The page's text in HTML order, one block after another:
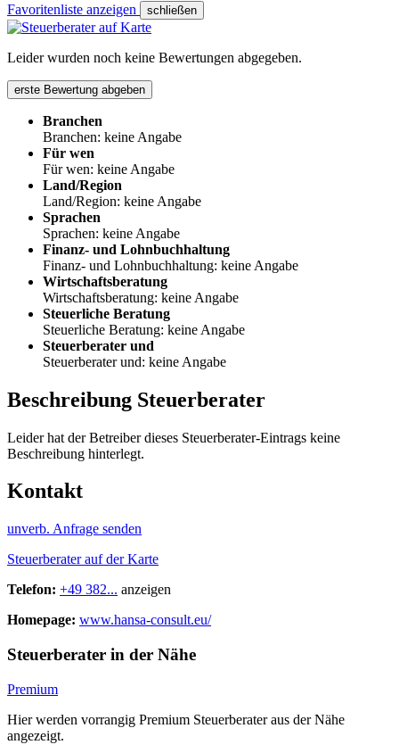
Favoritenliste anzeigen schließen
Leider wurden noch keine Bewertungen abgegeben.
erste Bewertung abgeben
Branchen
Branchen: keine Angabe
Für wen
Für wen: keine Angabe
Land/Region
Land/Region: keine Angabe
Sprachen
Sprachen: keine Angabe
Finanz- und Lohnbuchhaltung
Finanz- und Lohnbuchhaltung: keine Angabe
Wirtschaftsberatung
Wirtschaftsberatung: keine Angabe
Steuerliche Beratung
Steuerliche Beratung: keine Angabe
Steuerberater und
Steuerberater und: keine Angabe
Beschreibung Steuerberater
Leider hat der Betreiber dieses Steuerberater-Eintrags keine
Beschreibung hinterlegt.
Kontakt
unverb. Anfrage senden
Steuerberater auf der Karte
Telefon: +49 382... anzeigen
Homepage: www.hansa-consult.eu/
Steuerberater in der Nähe
Premium
Hier werden vorrangig Premium Steuerberater aus der Nähe
angezeigt.